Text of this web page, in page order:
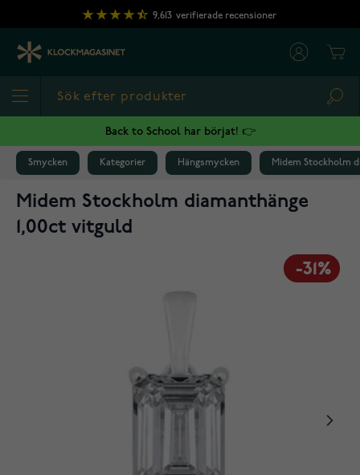
Hoppa till innehållet
9,613 verifierade recensioner
Back to School har börjat! 👉
Smycken Kategorier Hängsmycken Midem Stockholm
Midem Stockholm diamanthänge
1,00ct vitguld
-31%